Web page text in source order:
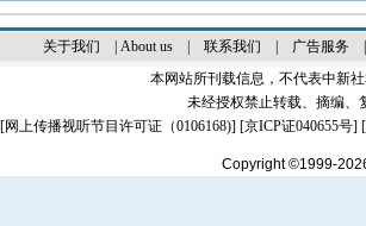
关于我们 About us| 联系我们 广告服务
本网站所刊载信息，不代表中新
未经授权禁止转载、摘编、
[网上传播视听节目许可证（0106168)] [京ICP证040655号]
Copyright ©1999-